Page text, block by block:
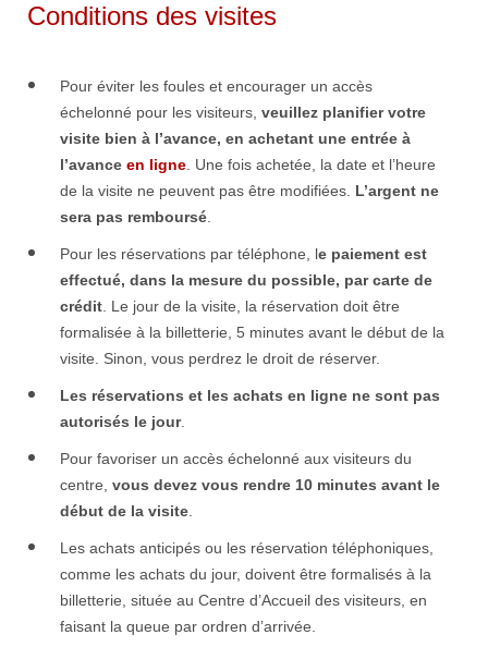
Conditions des visites
Pour éviter les foules et encourager un accès
échelonné pour les visiteurs, veuillez planifier votre
visite bien à l’avance, en achetant une entrée à
l’avance en ligne. Une fois achetée, la date et l’heure
de la visite ne peuvent pas être modifiées. L’argent ne
sera pas remboursé.
Pour les réservations par téléphone, le paiement est
effectué, dans la mesure du possible, par carte de
crédit. Le jour de la visite, la réservation doit être
formalisée à la billetterie, 5 minutes avant le début de la
visite. Sinon, vous perdrez le droit de réserver.
Les réservations et les achats en ligne ne sont pas
autorisés le jour.
Pour favoriser un accès échelonné aux visiteurs du
centre, vous devez vous rendre 10 minutes avant le
début de la visite.
Les achats anticipés ou les réservation téléphoniques,
comme les achats du jour, doivent être formalisés à la
billetterie, située au Centre d’Accueil des visiteurs, en
faisant la queue par ordren d’arrivée.